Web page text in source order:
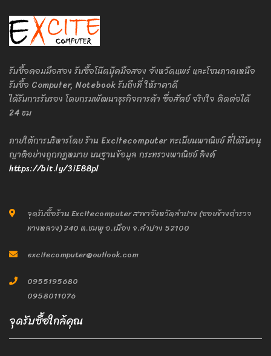
รับซื้อคอมมือสอง รับซื้อโน๊ตบุ๊คมือสอง จังหวัดแพร่ และโซนภาคเหนือ
รับซื้อ Computer, Notebook รับถึงที่ ให้ราคาดี
ได้รับการรับรอง โดยกรมพัฒนาธุรกิจการค้า ซื่อสัตย์ จริงใจ ติดต่อได้
24 ชม
ภายใต้การบริหารโดย ร้าน Excitecomputer ทะเบียนพาณิชย์ ที่ได้รับอนุ
ญาติอย่างถูกกฎหมาย บนฐานข้อมูล กระทรวงพาณิชย์ ลิงค์
https://bit.ly/3iE88pl
จุดรับซื้อร้าน Excitecomputer สาขาจังหวัดลำปาง (ซอยข้างตำรวจ
ทางหลวง) 240 ต.ชมพู อ.เมือง จ.ลำปาง 52100
excitecomputer@outlook.com
0955195680
0958011076
จุดรับซื้อใกล้คุณ